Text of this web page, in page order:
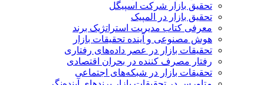
تحقیق بازار شرکت اسپیگل
تحقیق بازار در المپیک
معرفی کتاب مدیریت استراتژیک برند
هوش مصنوعی و آینده تحقیقات بازار
تحقیقات بازار در عصر داده‌های رفتاری
رفتار مصرف کننده در بحران اقتصادی
تحقیقات بازار در شبکه‌های اجتماعی